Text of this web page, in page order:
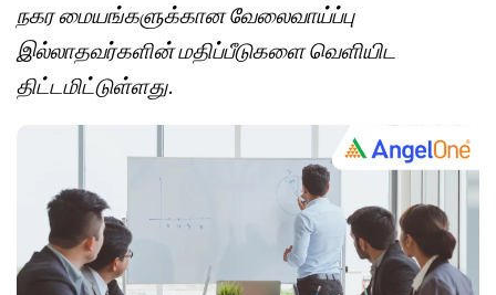
நகர மையங்களுக்கான வேலைவாய்ப்பு
இல்லாதவர்களின் மதிப்பீடுகளை வெளியிட
திட்டமிட்டுள்ளது.